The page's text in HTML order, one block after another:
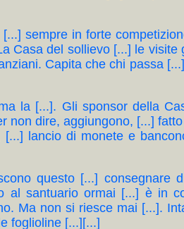
sempre in forte
Casa del sollievo [...] le visite
Capita che chi passa
la [...]. Gli sponsor della
non dire, aggiungono, [...]
lancio di monete e
questo [...]
al santuario ormai [...] è in
Ma non si riesce mai [...].
foglioline [...][...]